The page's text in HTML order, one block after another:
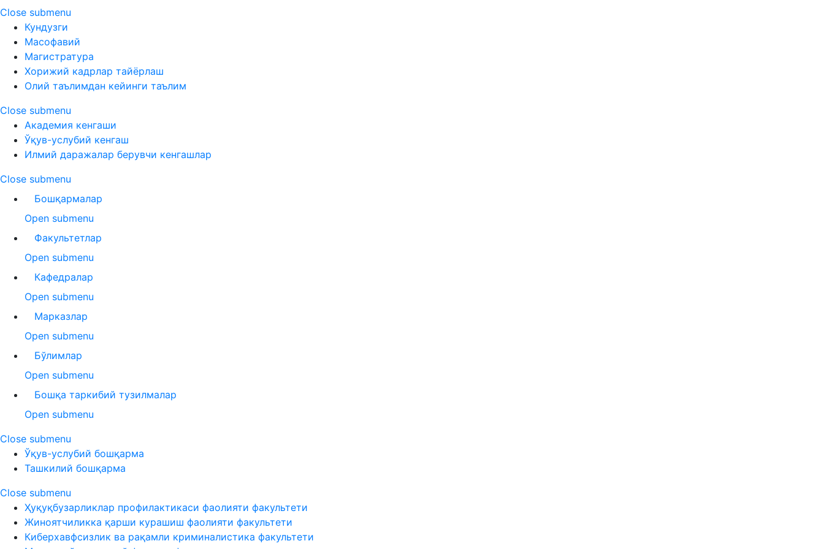
Close submenu
Кундузги
Масофавий
Магистратура
Хорижий кадрлар тайёрлаш
Олий таълимдан кейинги таълим
Close submenu
Академия кенгаши
Ўқув-услубий кенгаш
Илмий даражалар берувчи кенгашлар
Close submenu
Бошқармалар
Open submenu
Факультетлар
Open submenu
Кафедралар
Open submenu
Марказлар
Open submenu
Бўлимлар
Open submenu
Бошқа таркибий тузилмалар
Open submenu
Close submenu
Ўқув-услубий бошқарма
Ташкилий бошқарма
Close submenu
Ҳуқуқбузарликлар профилактикаси фаолияти факультети
Жиноятчиликка қарши курашиш фаолияти факультети
Киберхавфсизлик ва рақамли криминалистика факультети